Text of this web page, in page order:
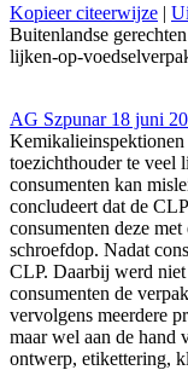
Kopieer citeerwijze |
Buitenlandse
lijken-op-
AG Szpunar 18 juni
toezichthouder te veel
consumenten kan
concludeert dat de
consumenten deze
schroefdop. Nadat
CLP. Daarbij werd
consumenten de
vervolgens meerdere
maar wel aan de hand
ontwerp, etikettering,